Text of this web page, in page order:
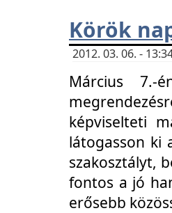
Körök
2012. 03. 06. -
Március 7.-
képviselteti
látogasson ki
szakosztályt,
fontos a jó
erősebb